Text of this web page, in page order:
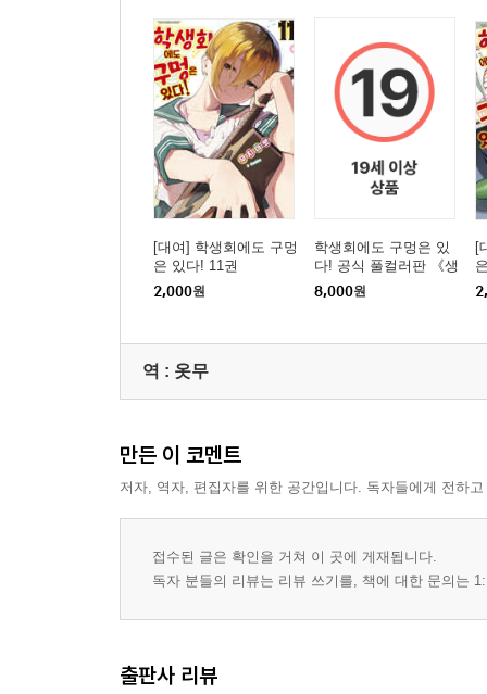
[대여] 학생회에도 구멍
은 있다! 11권
2,000원
학생회에도 구멍은 있
다! 공식 풀컬러판 《생
구멍 셀렉션!》 01권
8,000원
[
역 : 옷무
만든 이 코멘트
저자, 역자, 편집자를 위한 공간입니다. 독자들에게 전하
접수된 글은 확인을 거쳐 이 곳에 게재됩니다.
독자 분들의 리뷰는 리뷰 쓰기를, 책에 대한 문의는
출판사 리뷰